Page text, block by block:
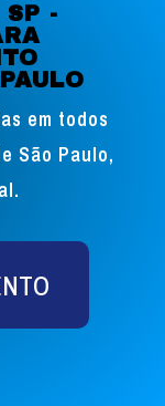
SP -
em todos
São Paulo,